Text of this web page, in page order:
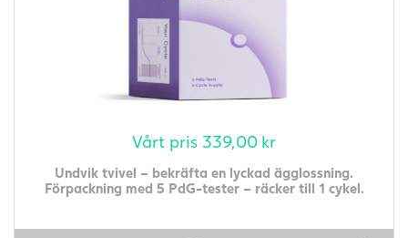
Vårt pris 339,00 kr
Undvik tvivel – bekräfta en lyckad ägglossning.
Förpackning med 5 PdG-tester – räcker till 1 cykel.